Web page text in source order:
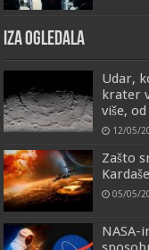
IZA OGLEDALA
Udar,
krater
više,
12/05/
Zašto
05/05/
NASA-